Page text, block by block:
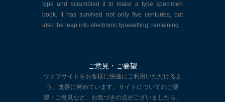
type and scrambled it to make a type specimen
book. It has survived not only five centuries, but
also the leap into electronic typesetting, remaining.
ご意見・ご要望
ウェブサイトをお客様に快適にご利用いただけるよ
う、改善に努めています。サイトについてのご要
望・ご意見など、お気づきの点がございましたら、